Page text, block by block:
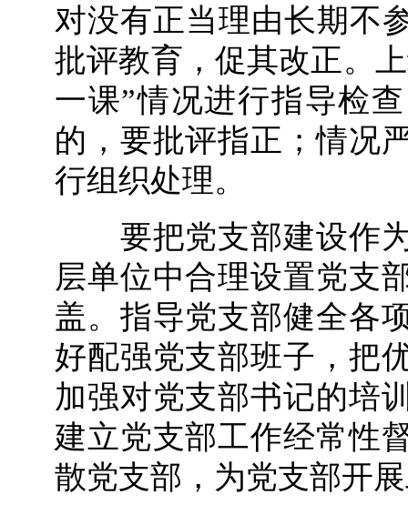
对没有正当理由长期不
批评教育，促其改正。
一课”情况进行指导检
的，要批评指正；情况
行组织处理。
要把党支部建设作为
层单位中合理设置党支
盖。指导党支部健全各
好配强党支部班子，把
加强对党支部书记的培
建立党支部工作经常性
散党支部，为党支部开